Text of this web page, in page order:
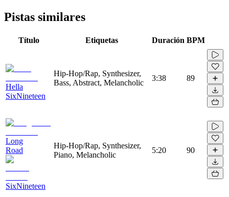
Pistas similares
Título Etiquetas Duración BPM
Hella
SixNineteen
Hip-Hop/Rap, Synthesizer,
Bass, Abstract, Melancholic
3:38 89
Long
Road
SixNineteen
Hip-Hop/Rap, Synthesizer,
Piano, Melancholic
5:20 90